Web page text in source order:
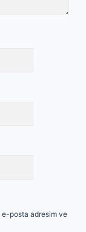
e-posta adresim ve